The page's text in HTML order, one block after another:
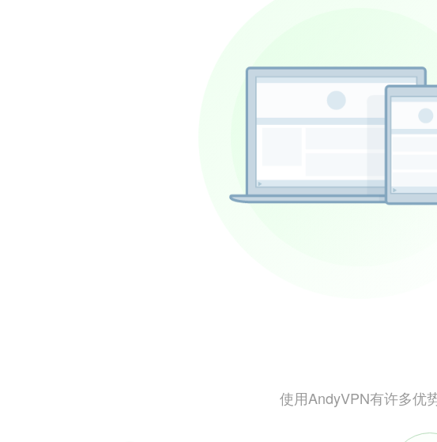
使用AndyVPN有许多优